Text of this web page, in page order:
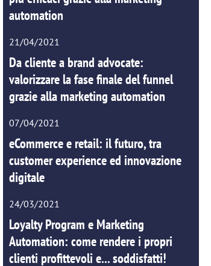
automation
21/04/2021
Da cliente a brand advocate:
valorizzare la fase finale del funnel
grazie alla marketing automation
07/04/2021
eCommerce e retail: il futuro, tra
customer experience ed innovazione
digitale
24/03/2021
Loyalty Program e Marketing
Automation: come rendere i propri
clienti profittevoli e... soddisfatti!